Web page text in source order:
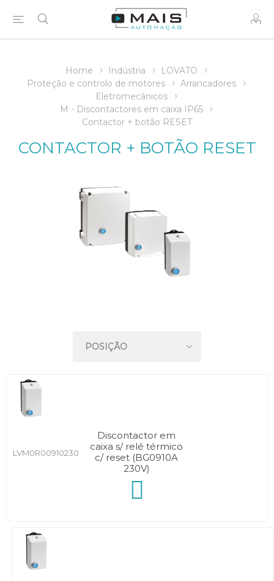
Home Indústria
LOVATO
Proteção e controlo de motores
Arrancadores
Eletromecânicos
M - Discontactores em caixa IP65
Contactor + botão RESET
CONTACTOR + BOTÃO RESET
LVM0R00910230
Discontactor em
caixa s/ relé térmico
c/ reset (BG0910A
230V)